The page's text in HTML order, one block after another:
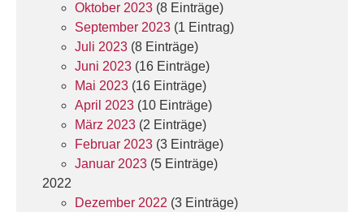
Oktober 2023 (8 Einträge)
September 2023 (1 Eintrag)
Juli 2023 (8 Einträge)
Juni 2023 (16 Einträge)
Mai 2023 (16 Einträge)
April 2023 (10 Einträge)
März 2023 (2 Einträge)
Februar 2023 (3 Einträge)
Januar 2023 (5 Einträge)
2022
Dezember 2022 (3 Einträge)